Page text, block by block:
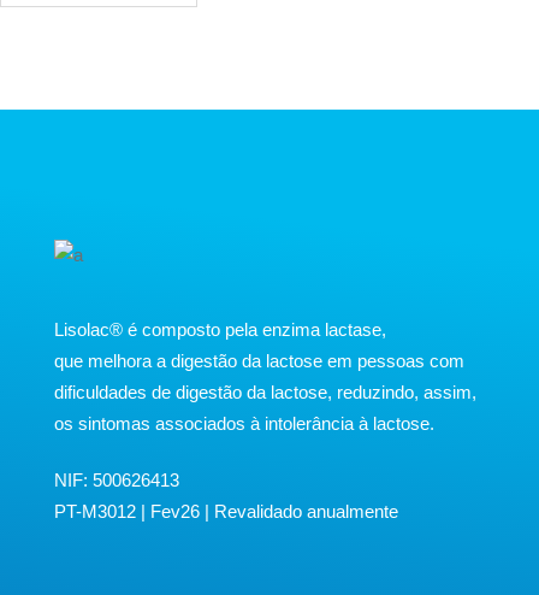
​Lisolac® é composto pela enzima lactase,
que melhora a digestão da lactose em pessoas com
dificuldades de digestão da lactose, reduzindo, assim,
os sintomas associados à intolerância à lactose.
NIF: 500626413
PT-M3012 | Fev26 | Revalidado anualmente